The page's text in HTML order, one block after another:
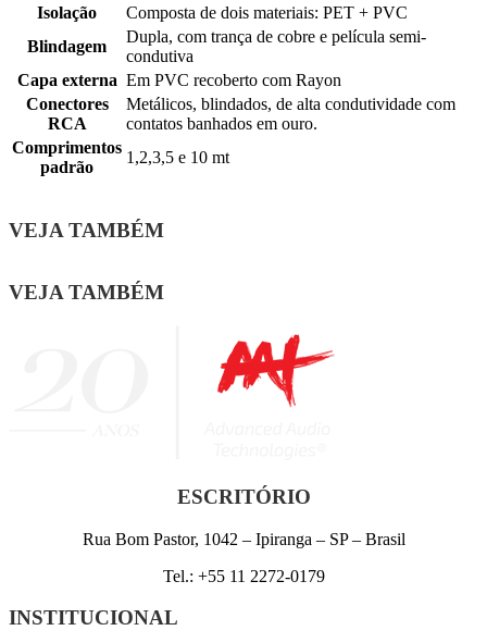
Isolação
Composta de dois materiais: PET + PVC
Blindagem
Dupla, com trança de cobre e película semi-
condutiva
Capa externa Em PVC recoberto com Rayon
Conectores
RCA
Metálicos, blindados, de alta condutividade com
contatos banhados em ouro.
Comprimentos
padrão
1,2,3,5 e 10 mt
VEJA TAMBÉM
VEJA TAMBÉM
ESCRITÓRIO
Rua Bom Pastor, 1042 – Ipiranga – SP – Brasil
Tel.: +55 11 2272-0179
INSTITUCIONAL